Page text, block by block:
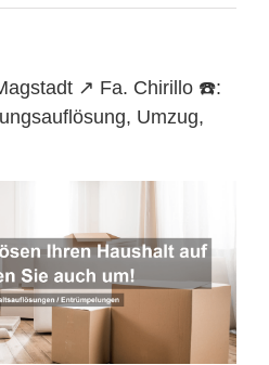
↗️ Fa. Chirillo ☎️:
Umzug,